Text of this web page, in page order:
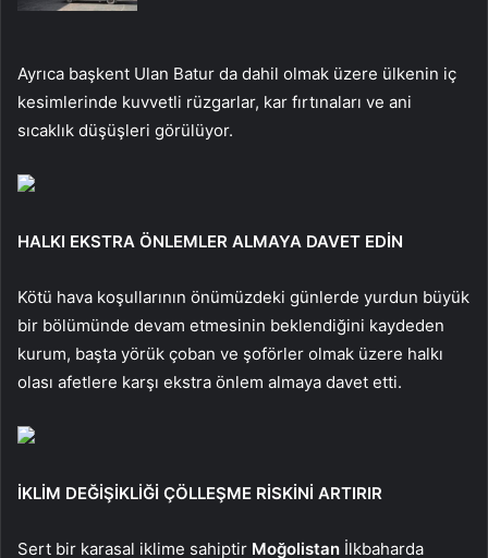
Ayrıca başkent Ulan Batur da dahil olmak üzere ülkenin iç
kesimlerinde kuvvetli rüzgarlar, kar fırtınaları ve ani
sıcaklık düşüşleri görülüyor.
HALKI EKSTRA ÖNLEMLER ALMAYA DAVET EDİN
Kötü hava koşullarının önümüzdeki günlerde yurdun büyük
bir bölümünde devam etmesinin beklendiğini kaydeden
kurum, başta yörük çoban ve şoförler olmak üzere halkı
olası afetlere karşı ekstra önlem almaya davet etti.
İKLİM DEĞİŞİKLİĞİ ÇÖLLEŞME RİSKİNİ ARTIRIR
Sert bir karasal iklime sahiptir Moğolistan İlkbaharda